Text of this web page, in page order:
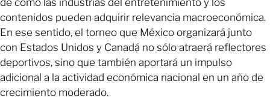
contenidos pueden adquirir relevancia macroeconómica.
En ese sentido, el torneo que México organizará junto
con Estados Unidos y Canadá no sólo atraerá reflectores
deportivos, sino que también aportará un impulso
adicional a la actividad económica nacional en un año de
crecimiento moderado.